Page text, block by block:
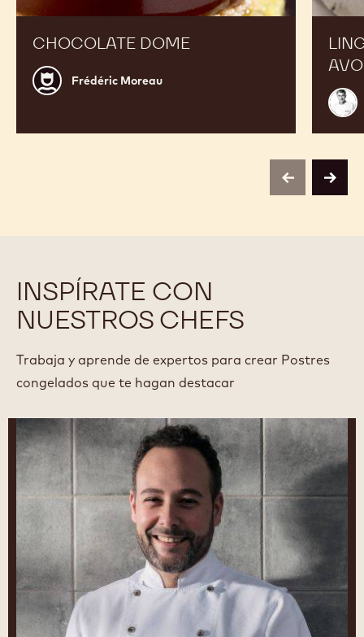
CHOCOLATE DOME
Frédéric
Moreau
Frédéric Moreau
Ryon
previousnext
INSPÍRATE CON
NUESTROS CHEFS
Trabaja y aprende de expertos para crear Postres
congelados que te hagan destacar
Josep
Maria
Ribé